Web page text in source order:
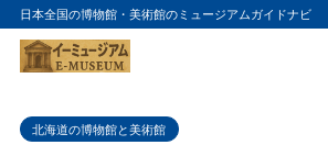
日本全国の博物館・美術館のミュージアムガイドナビ
北海道の博物館と美術館
目次
1 別海町図書館の特徴